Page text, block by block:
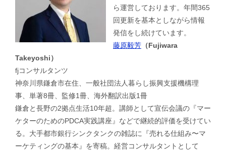
ら運営しております。年間365
回更新を基本としながら情報
発信をし続けています。
藤原毅芳 （Fujiwara
Takeyoshi）
fjコンサルタンツ
神奈川県鎌倉市在住、一般社団法人暮らし振興支援機構理
事、単著8冊、監修1冊、海外翻訳出版1冊
鎌倉と長野の2拠点生活10年超。講師として宣伝会議の『マー
ケターのためのPDCA実践講座』などで継続的評価を受けてい
る。大手都市銀行シンクタンクの雑誌に『売れる仕組み〜マ
ーケティングの基本』を寄稿。経営コンサルタントとして